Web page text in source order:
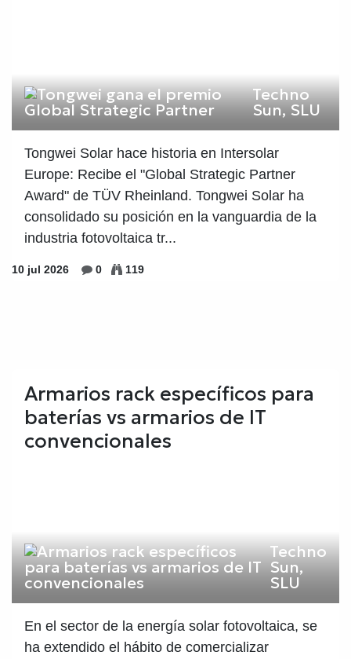
Techno
Sun, SLU
Tongwei Solar hace historia en Intersolar
Europe: Recibe el "Global Strategic Partner
Award" de TÜV Rheinland. Tongwei Solar ha
consolidado su posición en la vanguardia de la
industria fotovoltaica tr...
10 jul 2026 0 119
Armarios rack específicos para
baterías vs armarios de IT
convencionales
Techno
Sun,
SLU
En el sector de la energía solar fotovoltaica, se
ha extendido el hábito de comercializar